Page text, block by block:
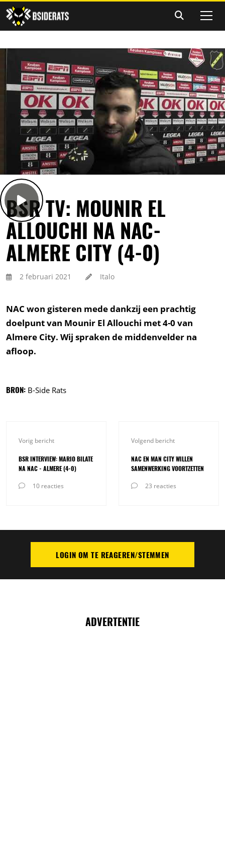
BSR TV: MOUNIR EL
ALLOUCHI NA NAC-
ALMERE CITY (4-0)
2 februari 2021 Italo
NAC won gisteren mede dankzij een prachtig
doelpunt van Mounir El Allouchi met 4-0 van
Almere City. Wij spraken de middenvelder na
afloop.
BRON: B-Side Rats
Vorig bericht
BSR INTERVIEW: MARIO BILATE
NA NAC - ALMERE (4-0)
10 reacties
Volgend bericht
NAC EN MAN CITY WILLEN
SAMENWERKING VOORTZETTEN
23 reacties
PLAATS REACTIELOGIN OM TE REAGEREN/STEMMEN
ADVERTENTIE